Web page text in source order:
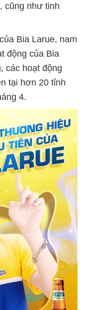
cũng như tinh
Bia Larue, nam
động của Bia
các hoạt động
tại hơn 20 tỉnh
4.